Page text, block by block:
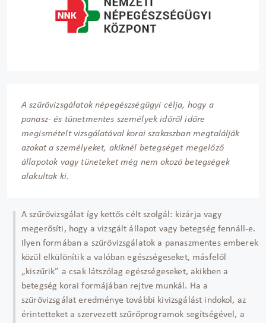
A szűrővizsgálatok népegészségügyi célja, hogy a
panasz- és tünetmentes személyek időről időre
megismételt vizsgálatával korai szakaszban megtalálják
azokat a személyeket, akiknél betegséget megelőző
állapotok vagy tüneteket még nem okozó betegségek
alakultak ki.
A szűrővizsgálat így kettős célt szolgál: kizárja vagy
megerősíti, hogy a vizsgált állapot vagy betegség fennáll-e.
Ilyen formában a szűrővizsgálatok a panaszmentes emberek
közül elkülönítik a valóban egészségeseket, másfelől
„kiszűrik” a csak látszólag egészségeseket, akikben a
betegség korai formájában rejtve munkál. Ha a
szűrővizsgálat eredménye további kivizsgálást indokol, az
érintetteket a szervezett szűrőprogramok segítségével, a